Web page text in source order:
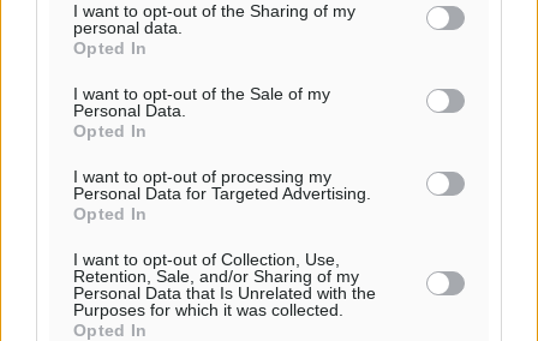
I want to opt-out of the Sharing of my
personal data.
Opted In
I want to opt-out of the Sale of my
Personal Data.
Opted In
I want to opt-out of processing my
Personal Data for Targeted Advertising.
Opted In
I want to opt-out of Collection, Use,
Retention, Sale, and/or Sharing of my
Personal Data that Is Unrelated with the
Purposes for which it was collected.
Opted In
διανυκτερεύσεις
06.08.26 · 11:32
Σχολιασμός Άρθρου
Τα σχόλια εκφράζουν αποκλειστικά τον εκάστοτε
σχολιαστή. Η Δημοκρατική δεν υιοθετεί αυτές τις
απόψεις. Διατηρούμε το δικαίωμα να διαγράψουμε όποια
σχόλια θεωρούμε προσβλητικά ή περιέχουν ύβρεις, χωρίς
καμμία προειδοποίηση. Χρήστες που δεν τηρούν τους
όρους χρήσης αποκλείονται.